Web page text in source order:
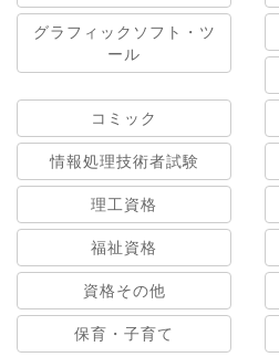
グラフィックソフト・ツ
ール
コミック
情報処理技術者試験
理工資格
福祉資格
資格その他
保育・子育て